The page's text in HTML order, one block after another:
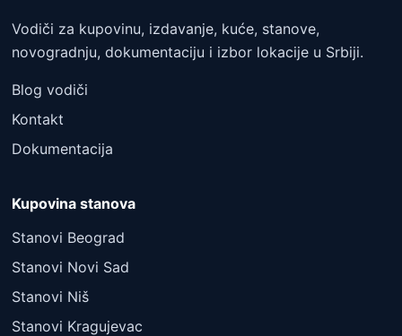
Vodiči za kupovinu, izdavanje, kuće, stanove,
novogradnju, dokumentaciju i izbor lokacije u Srbiji.
Blog vodiči
Kontakt
Dokumentacija
Kupovina stanova
Stanovi Beograd
Stanovi Novi Sad
Stanovi Niš
Stanovi Kragujevac